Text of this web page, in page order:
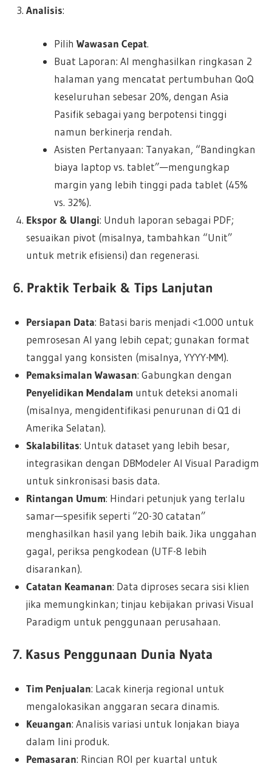
Analisis:
PilihWawasan Cepat.
Buat Laporan: AI menghasilkan ringkasan 2
halaman yang mencatat pertumbuhan QoQ
keseluruhan sebesar 20%, dengan Asia
Pasifik sebagai yang berpotensi tinggi
namun berkinerja rendah.
Asisten Pertanyaan: Tanyakan, “Bandingkan
biaya laptop vs. tablet”—mengungkap
margin yang lebih tinggi pada tablet (45%
vs. 32%).
Ekspor & Ulangi: Unduh laporan sebagai PDF;
sesuaikan pivot (misalnya, tambahkan “Unit”
untuk metrik efisiensi) dan regenerasi.
6. Praktik Terbaik & Tips Lanjutan
Persiapan Data: Batasi baris menjadi <1.000 untuk
pemrosesan AI yang lebih cepat; gunakan format
tanggal yang konsisten (misalnya, YYYY-MM).
Pemaksimalan Wawasan: Gabungkan dengan
Penyelidikan Mendalam untuk deteksi anomali
(misalnya, mengidentifikasi penurunan di Q1 di
Amerika Selatan).
Skalabilitas: Untuk dataset yang lebih besar,
integrasikan dengan DBModeler AI Visual Paradigm
untuk sinkronisasi basis data.
Rintangan Umum: Hindari petunjuk yang terlalu
samar—spesifik seperti “20-30 catatan”
menghasilkan hasil yang lebih baik. Jika unggahan
gagal, periksa pengkodean (UTF-8 lebih
disarankan).
Catatan Keamanan: Data diproses secara sisi klien
jika memungkinkan; tinjau kebijakan privasi Visual
Paradigm untuk penggunaan perusahaan.
7. Kasus Penggunaan Dunia Nyata
Tim Penjualan: Lacak kinerja regional untuk
mengalokasikan anggaran secara dinamis.
Keuangan: Analisis variasi untuk lonjakan biaya
dalam lini produk.
Pemasaran: Rincian ROI per kuartal untuk